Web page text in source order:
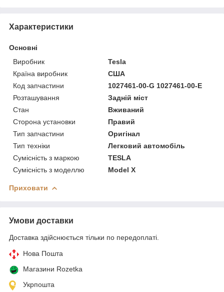
Характеристики
Основні
Виробник
Tesla
Країна виробник
США
Код запчастини
1027461-00-G 1027461-00-E
Розташування
Задній міст
Стан
Вживаний
Сторона установки
Правий
Тип запчастини
Оригінал
Тип техніки
Легковий автомобіль
Сумісність з маркою
TESLA
Сумісність з моделлю
Model X
Приховати
Умови доставки
Доставка здійснюється тільки по передоплаті.
Нова Пошта
Магазини Rozetka
Укрпошта